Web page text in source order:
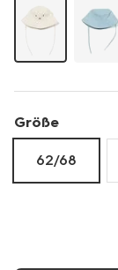
Größe
62/68